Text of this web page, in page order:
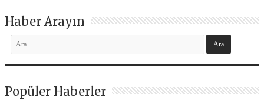
Haber Arayın
Popüler Haberler